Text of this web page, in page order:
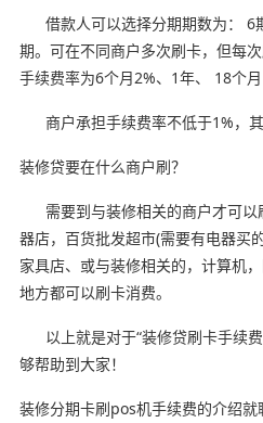
借款人可以选择分期期数为： 6
期。可在不同商户多次刷卡，但每
手续费率为6个月2%、1年、 18个
商户承担手续费率不低于1%，其
装修贷要在什么商户刷？
需要到与装修相关的商户才可以
器店，百货批发超市(需要有电器买
家具店、或与装修相关的，计算机
地方都可以刷卡消费。
以上就是对于“装修贷刷卡手续
够帮助到大家！
装修分期卡刷pos机手续费的介绍